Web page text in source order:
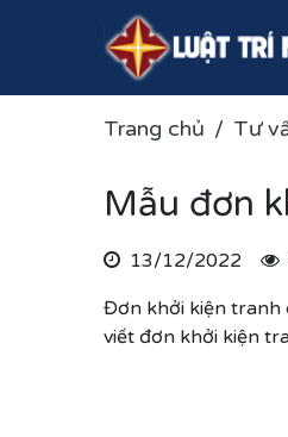
Trang chủ Tư
Mẫu đơn
13/12/2022
Đơn khởi kiện tranh
viết đơn khởi kiện